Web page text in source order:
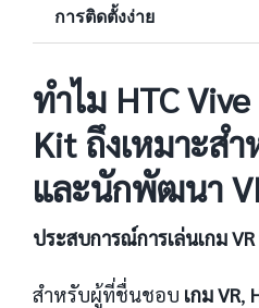
การติดตั้งง่าย
ทำไม HTC
Kit ถึงเหมาะสำ
และนักพัฒนา
ประสบการณ์การเล่นเกม
สำหรับผู้ที่ชื่นชอบ เกม VR,